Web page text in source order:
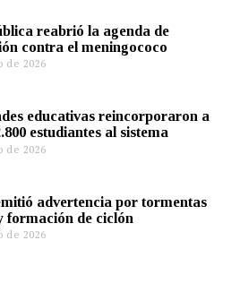
reabrió la agenda de
contra el meningococo
de 2026
educativas reincorporaron a
estudiantes al sistema
de 2026
advertencia por tormentas
formación de ciclón
de 2026